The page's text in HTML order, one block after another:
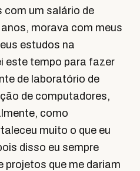
com um salário de
morava com meus
estudos na
este tempo para fazer
de laboratório de
de computadores,
como
muito o que eu
disso eu sempre
projetos que me dariam